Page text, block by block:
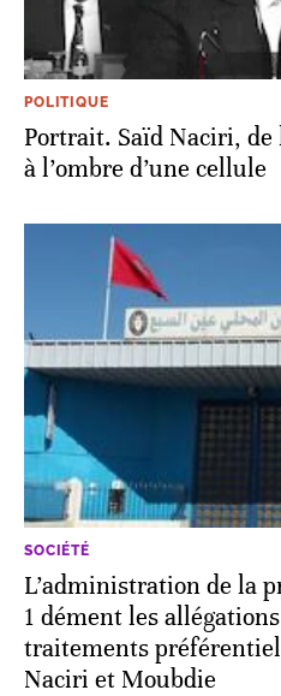
POLITIQUE
Portrait. Saïd Naciri,
à l’ombre d’une cellule
SOCIÉTÉ
L’administration de la
1 dément les
traitements
Naciri et Moubdie